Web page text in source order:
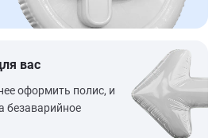
вас
оформить полис, и
безаварийное